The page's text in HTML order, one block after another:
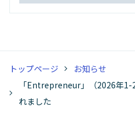
トップページ
お知らせ
「Entrepreneur」（2026年
れました